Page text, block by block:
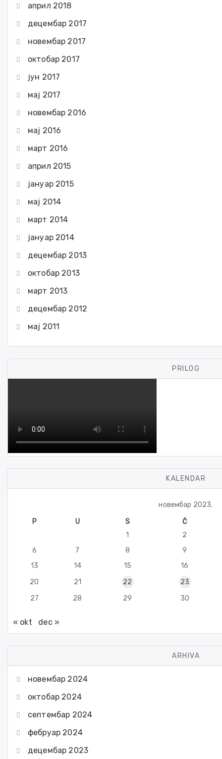
април 2018
децембар 2017
новембар 2017
октобар 2017
јун 2017
мај 2017
новембар 2016
мај 2016
март 2016
април 2015
јануар 2015
мај 2014
март 2014
јануар 2014
децембар 2013
октобар 2013
март 2013
децембар 2012
мај 2011
PRILOG
KALENDAR
новембар 2023.
P
U S
Č
1
2
6
7 8
9
13
14 15
16
20
21 22
23
27
28 29 30
« okt dec »
ARHIVA
новембар 2024
октобар 2024
септембар 2024
фебруар 2024
децембар 2023